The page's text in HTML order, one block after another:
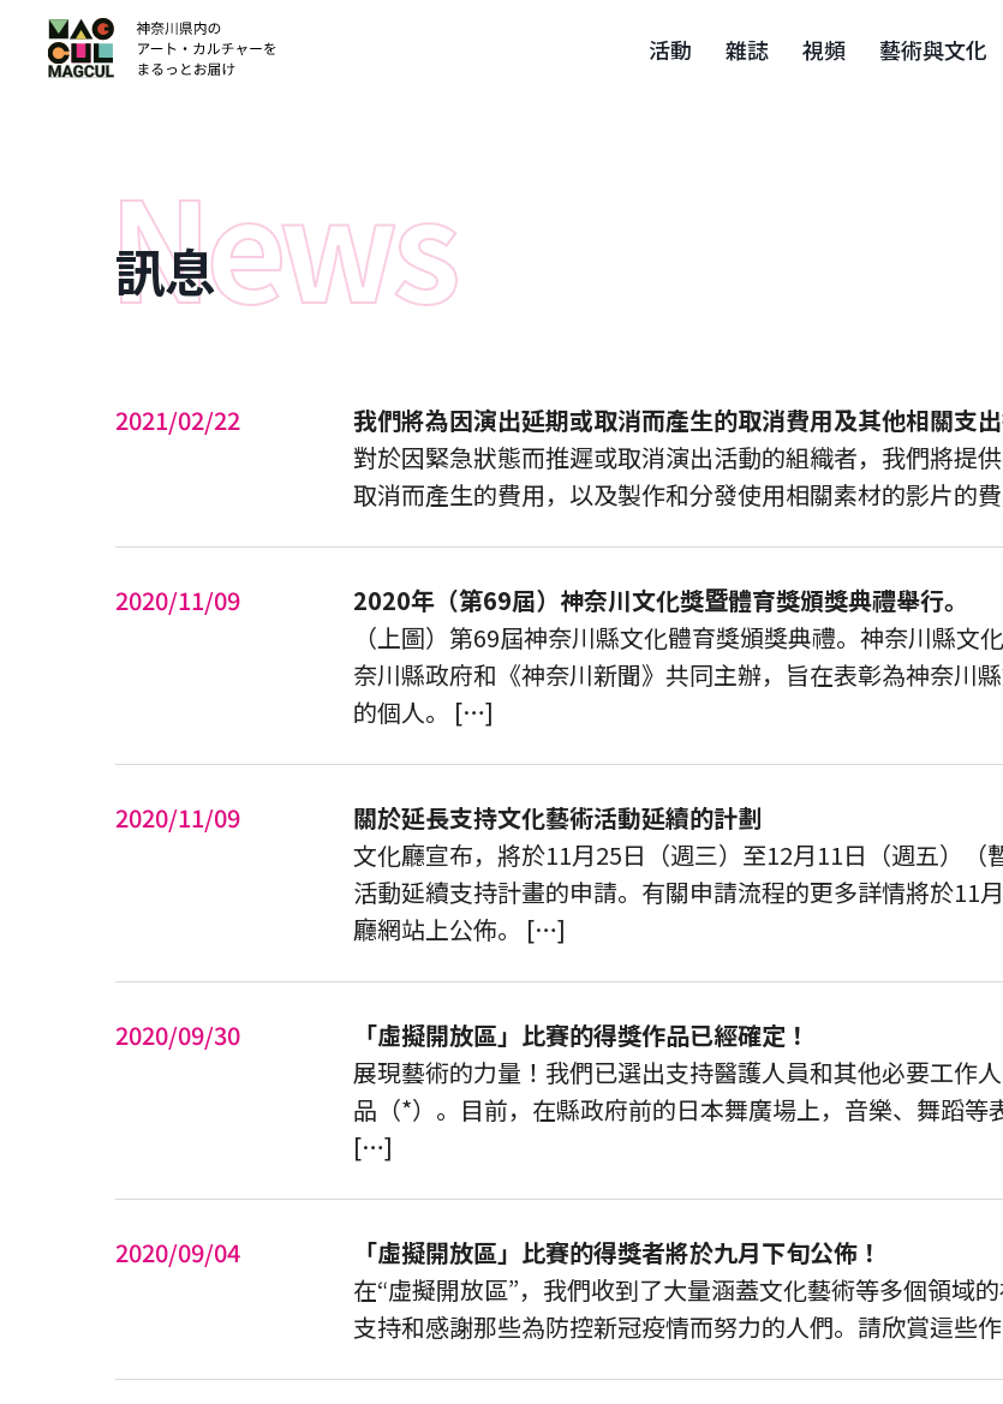
活動 雜誌 視頻 藝術與文化
ン
テ
ン
訊息
2021/02/22
我們將為因演出延期或取消而產生的取消費用及其他相關支出
對於因緊急狀態而推遲或取消演出活動的組織者，我們將提
取消而產生的費用，以及製作和分發使用相關素材的影片的費
2020/11/09
2020年（第69屆）神奈川文化獎暨體育獎頒獎典禮舉行。
（上圖）第69屆神奈川縣文化體育獎頒獎典禮。神奈川縣文
奈川縣政府和《神奈川新聞》共同主辦，旨在表彰為神奈川
的個人。 […]
2020/11/09
關於延長支持文化藝術活動延續的計劃
文化廳宣布，將於11月25日（週三）至12月11日（週五）（
活動延續支持計畫的申請。有關申請流程的更多詳情將於11
廳網站上公佈。 […]
2020/09/30
「虛擬開放區」比賽的得獎作品已經確定！
展現藝術的力量！我們已選出支持醫護人員和其他必要工作
品（*）。目前，在縣政府前的日本舞廣場上，音樂、舞蹈等
[…]
2020/09/04
「虛擬開放區」比賽的得獎者將於九月下旬公佈！
在“虛擬開放區”，我們收到了大量涵蓋文化藝術等多個領域
支持和感謝那些為防控新冠疫情而努力的人們。請欣賞這些